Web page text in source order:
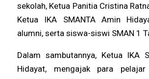
sekolah, Ketua Panitia Cristina
Ketua IKA SMANTA Amin
alumni, serta siswa-siswi SMAN 1
Dalam sambutannya, Ketua IKA
Hidayat, mengajak para